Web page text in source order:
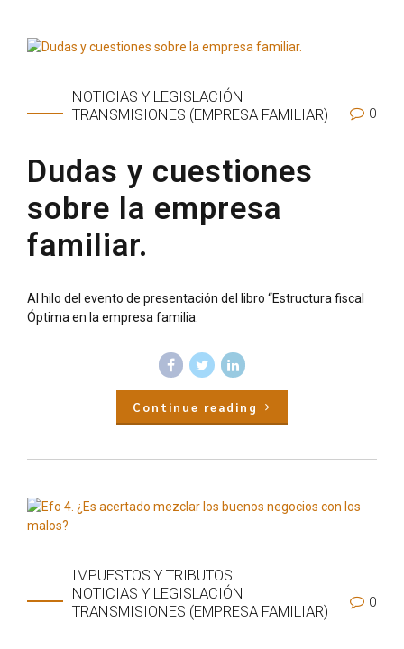
NOTICIAS Y LEGISLACIÓN
TRANSMISIONES (EMPRESA FAMILIAR)
0
Dudas y cuestiones
sobre la empresa
familiar.
Al hilo del evento de presentación del libro “Estructura fiscal
Óptima en la empresa familia.
Continue reading
IMPUESTOS Y TRIBUTOS
NOTICIAS Y LEGISLACIÓN
TRANSMISIONES (EMPRESA FAMILIAR)
0